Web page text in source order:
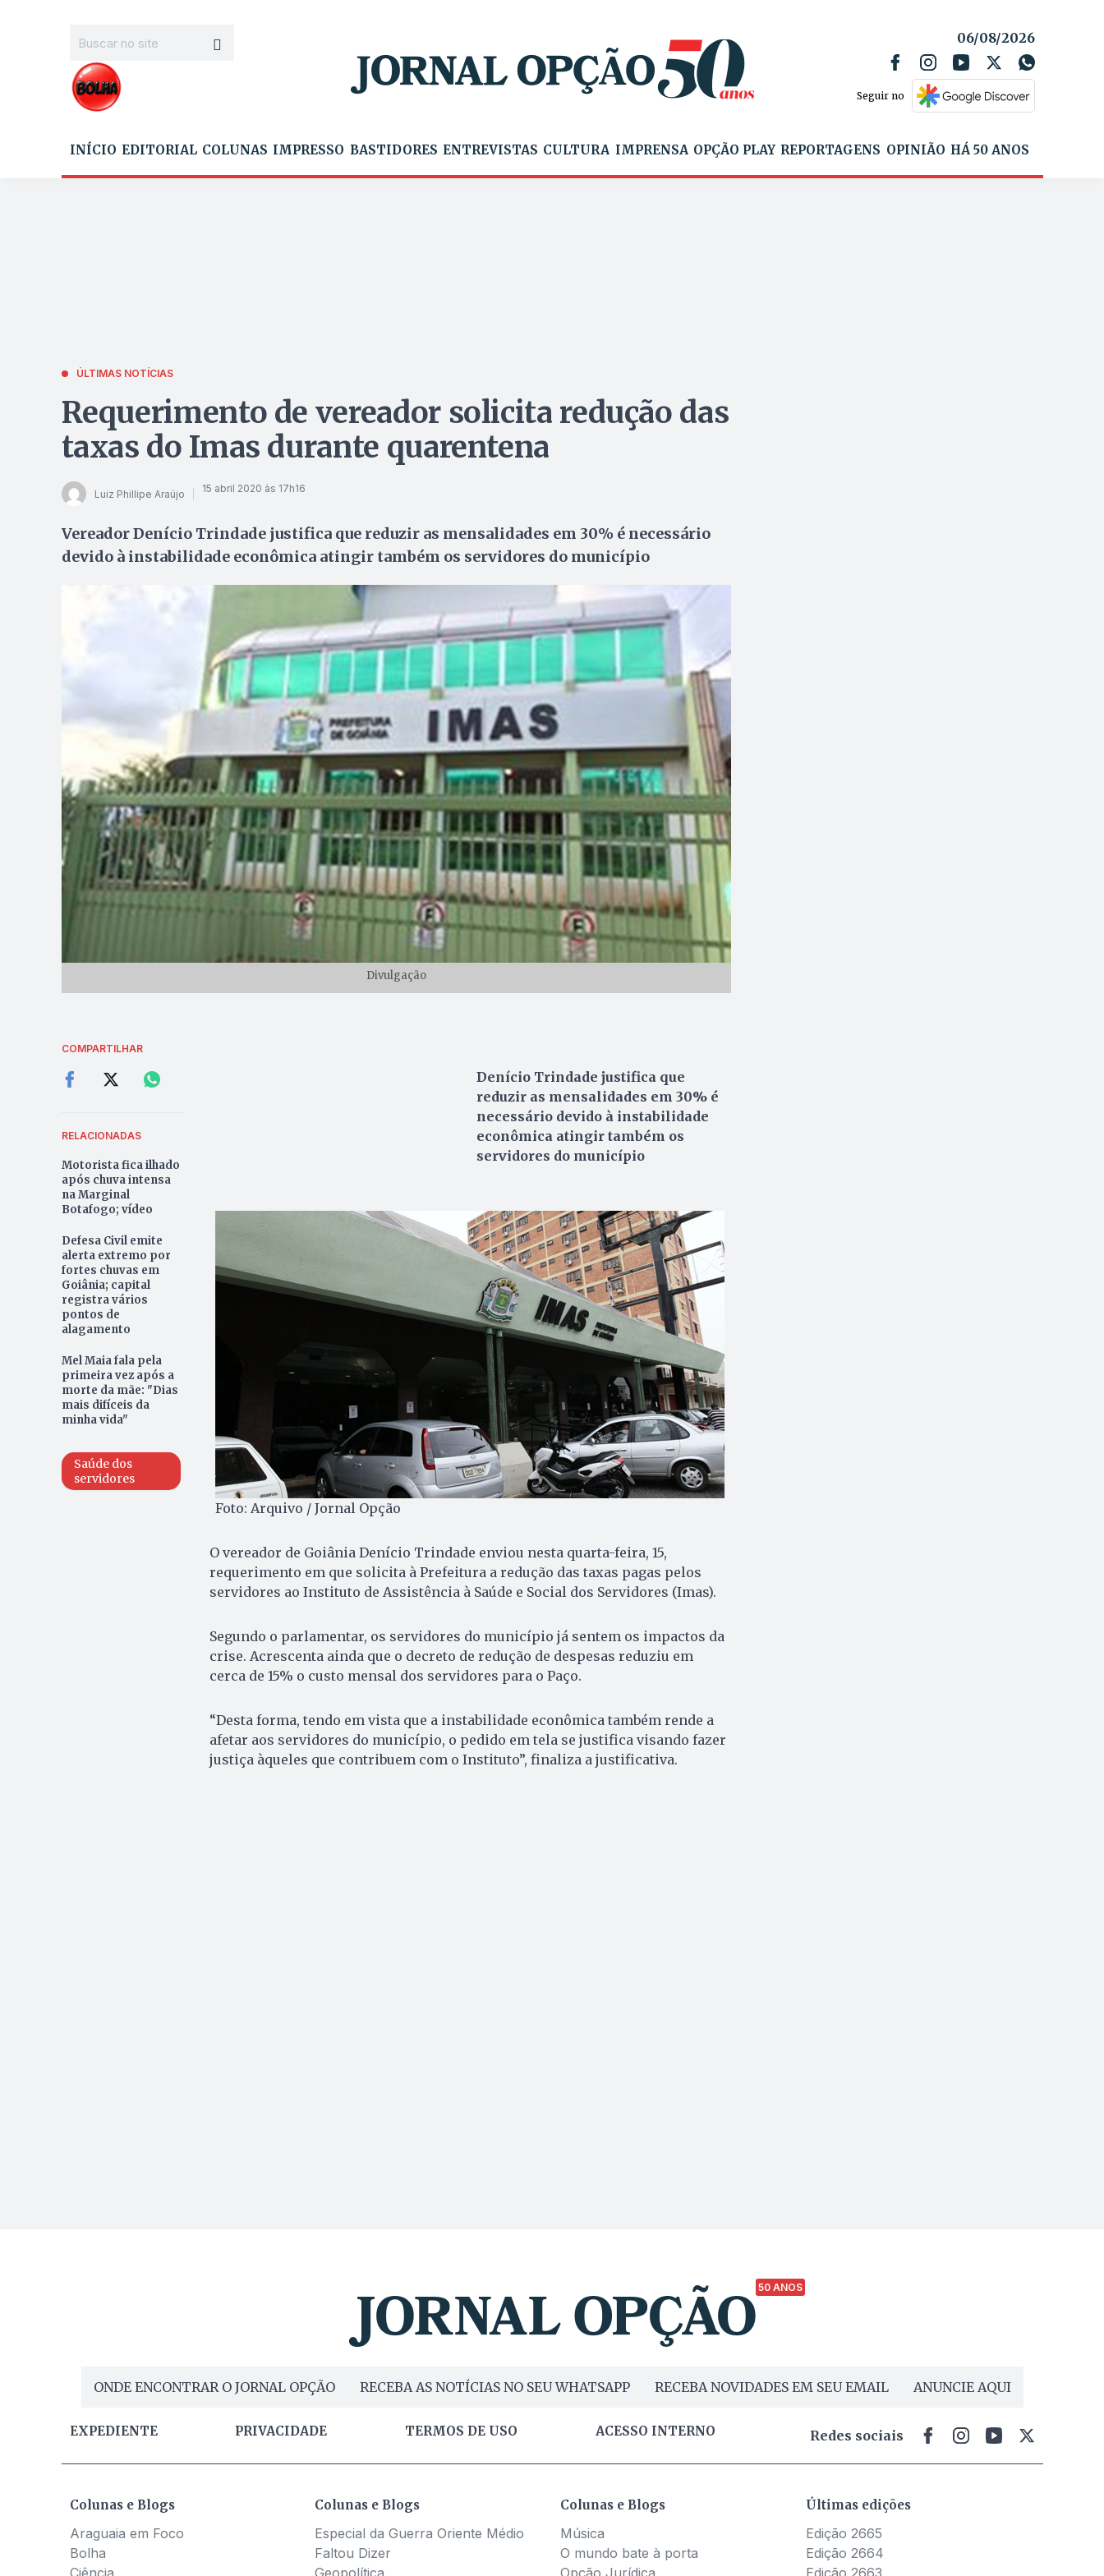
06/08/2026
Seguir no
INÍCIO EDITORIAL COLUNAS IMPRESSO BASTIDORES ENTREVISTAS CULTURA IMPRENSA OPÇÃO PLAY REPORTAGENS OPINIÃO HÁ 50 ANOS
ÚLTIMAS NOTÍCIAS
Requerimento de vereador solicita redução das
taxas do Imas durante quarentena
Luiz Phillipe Araújo 15 abril 2020 às 17h16
Vereador Denício Trindade justifica que reduzir as mensalidades em 30% é necessário
devido à instabilidade econômica atingir também os servidores do município
Divulgação
COMPARTILHAR
RELACIONADAS
Motorista fica ilhado
após chuva intensa
na Marginal
Botafogo; vídeo
Defesa Civil emite
alerta extremo por
fortes chuvas em
Goiânia; capital
registra vários
pontos de
alagamento
Mel Maia fala pela
primeira vez após a
morte da mãe: "Dias
mais difíceis da
minha vida"
Saúde dos
servidores
Denício Trindade justifica que
reduzir as mensalidades em 30% é
necessário devido à instabilidade
econômica atingir também os
servidores do município
Foto: Arquivo / Jornal Opção
O vereador de Goiânia Denício Trindade enviou nesta quarta-feira, 15,
requerimento em que solicita à Prefeitura a redução das taxas pagas pelos
servidores ao Instituto de Assistência à Saúde e Social dos Servidores (Imas).
Segundo o parlamentar, os servidores do município já sentem os impactos da
crise. Acrescenta ainda que o decreto de redução de despesas reduziu em
cerca de 15% o custo mensal dos servidores para o Paço.
“Desta forma, tendo em vista que a instabilidade econômica também rende a
afetar aos servidores do município, o pedido em tela se justifica visando fazer
justiça àqueles que contribuem com o Instituto”, finaliza a justificativa.
50 ANOS
ONDE ENCONTRAR O JORNAL OPÇÃO RECEBA AS NOTÍCIAS NO SEU WHATSAPP RECEBA NOVIDADES EM SEU EMAIL ANUNCIE AQUI
EXPEDIENTE PRIVACIDADE TERMOS DE USO ACESSO INTERNO Redes sociais
Colunas e Blogs
Araguaia em Foco
Bolha
Ciência
Colunas e Blogs
Especial da Guerra Oriente Médio
Faltou Dizer
Geopolítica
Colunas e Blogs
Música
O mundo bate à porta
Opção Jurídica
Últimas edições
Edição 2665
Edição 2664
Edição 2663